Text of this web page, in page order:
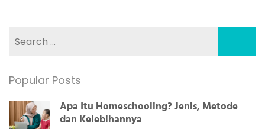
Popular Posts
Apa Itu Homeschooling? Jenis, Metode
dan Kelebihannya